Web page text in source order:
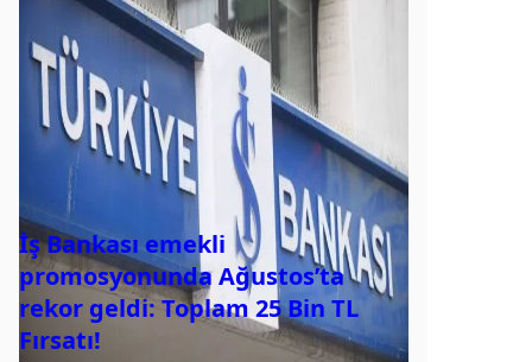
İş Bankası emekli
promosyonunda Ağustos’ta
rekor geldi: Toplam 25 Bin TL
Fırsatı!